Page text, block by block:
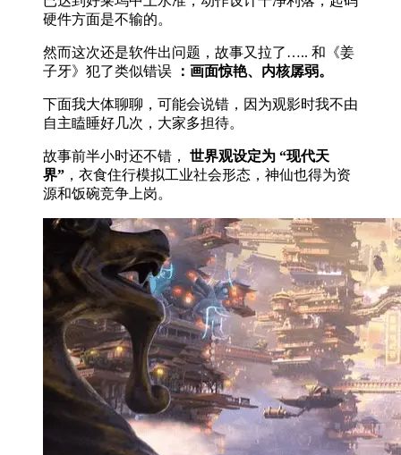
硬件方面是不输的。
然而这次还是软件出问题，故事又拉了….. 和《姜
子牙》犯了类似错误
：画面惊艳、内核孱弱。
下面我大体聊聊，可能会说错，因为观影时我不由
自主瞌睡好几次，大家多担待。
故事前半小时还不错， 世界观设定为 “现代天
界” ，衣食住行模拟工业社会形态，神仙也得为资
源和饭碗竞争上岗。